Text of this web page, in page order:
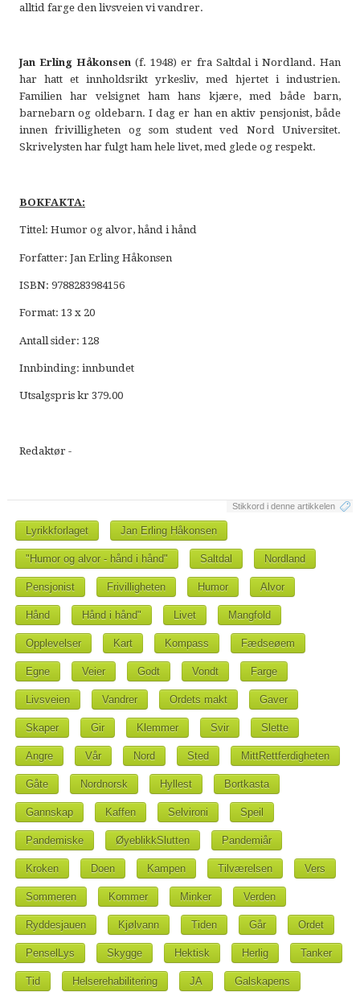
alltid farge den livsveien vi vandrer.
Jan Erling Håkonsen (f. 1948) er fra Saltdal i Nordland. Han
har hatt et innholdsrikt yrkesliv, med hjertet i industrien.
Familien har velsignet ham hans kjære, med både barn,
barnebarn og oldebarn. I dag er han en aktiv pensjonist, både
innen frivilligheten og som student ved Nord Universitet.
Skrivelysten har fulgt ham hele livet, med glede og respekt.
BOKFAKTA:
Tittel: Humor og alvor, hånd i hånd
Forfatter: Jan Erling Håkonsen
ISBN: 9788283984156
Format: 13 x 20
Antall sider: 128
Innbinding: innbundet
Utsalgspris kr 379.00
Redaktør -
Stikkord i denne artikkelen
Lyrikkforlaget Jan Erling Håkonsen
"Humor og alvor - hånd i hånd" Saltdal Nordland
Pensjonist Frivilligheten Humor Alvor
Hånd Hånd i hånd" Livet Mangfold
Opplevelser Kart Kompass Fædseøem
Egne Veier Godt Vondt Farge
Livsveien Vandrer Ordets makt Gaver
Skaper Gir Klemmer Svir Slette
Angre Vår Nord Sted MittRettferdigheten
Gåte Nordnorsk Hyllest Bortkasta
Gannskap Kaffen Selvironi Speil
Pandemiske ØyeblikkSlutten Pandemiår
Kroken Doen Kampen Tilværelsen Vers
Sommeren Kommer Minker Verden
Ryddesjauen Kjølvann Tiden Går Ordet
PenselLys Skygge Hektisk Herlig Tanker
Tid Helserehabilitering JA Galskapens